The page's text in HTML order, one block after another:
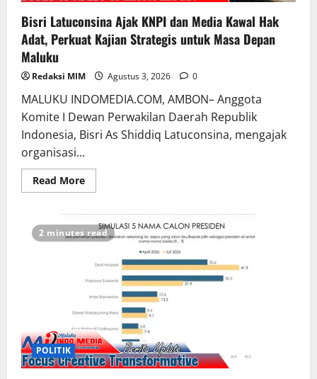
Bisri Latuconsina Ajak KNPI dan Media Kawal Hak
Adat, Perkuat Kajian Strategis untuk Masa Depan
Maluku
Redaksi MIM Agustus 3, 2026 0
MALUKU INDOMEDIA.COM, AMBON– Anggota
Komite I Dewan Perwakilan Daerah Republik
Indonesia, Bisri As Shiddiq Latuconsina, mengajak
organisasi...
Read More
2 minutes read
POLITIK